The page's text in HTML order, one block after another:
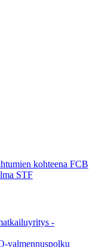
kohteena FCB
STF
-
valmennuspolku